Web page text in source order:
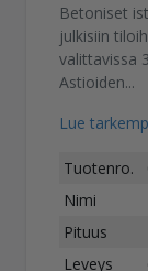
Betoniset
julkisiin
valittavissa
Astioiden...
Lue
Tuotenro.
Nimi
Pituus
Leveys